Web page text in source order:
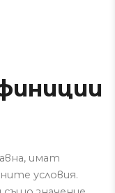
имат
условия.